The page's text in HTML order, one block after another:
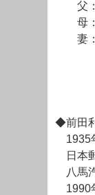
父：
母：
妻：
長
長女
二女
◆前田
1935
日本
八馬
1990